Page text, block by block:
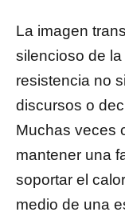
La imagen
silencioso de
resistencia no
discursos o
Muchas veces
mantener una
soportar el
medio de una